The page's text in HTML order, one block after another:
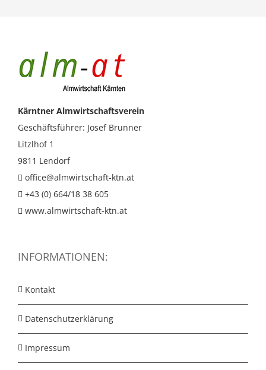
Kärntner Almwirtschaftsverein
Geschäftsführer: Josef Brunner
Litzlhof 1
9811 Lendorf
office@almwirtschaft-ktn.at
+43 (0) 664/18 38 605
www.almwirtschaft-ktn.at
INFORMATIONEN:
Kontakt
Datenschutzerklärung
Impressum